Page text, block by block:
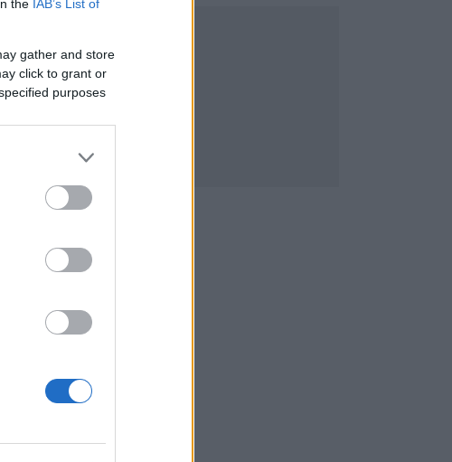
the IAB’s List of
gather and store
click to grant or
purposes